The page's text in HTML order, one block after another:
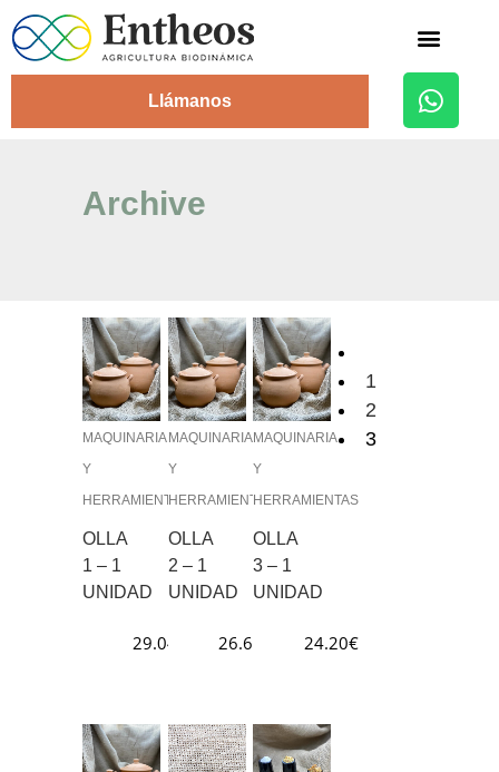
Llámanos
Archive
MAQUINARIA
Y
HERRAMIENTAS
OLLA
1 – 1
UNIDAD
29.04
MAQUINARIA
Y
HERRAMIENTAS
OLLA
2 – 1
UNIDAD
26.62
MAQUINARIA
Y
HERRAMIENTAS
OLLA
3 – 1
UNIDAD
24.20€
1
2
3